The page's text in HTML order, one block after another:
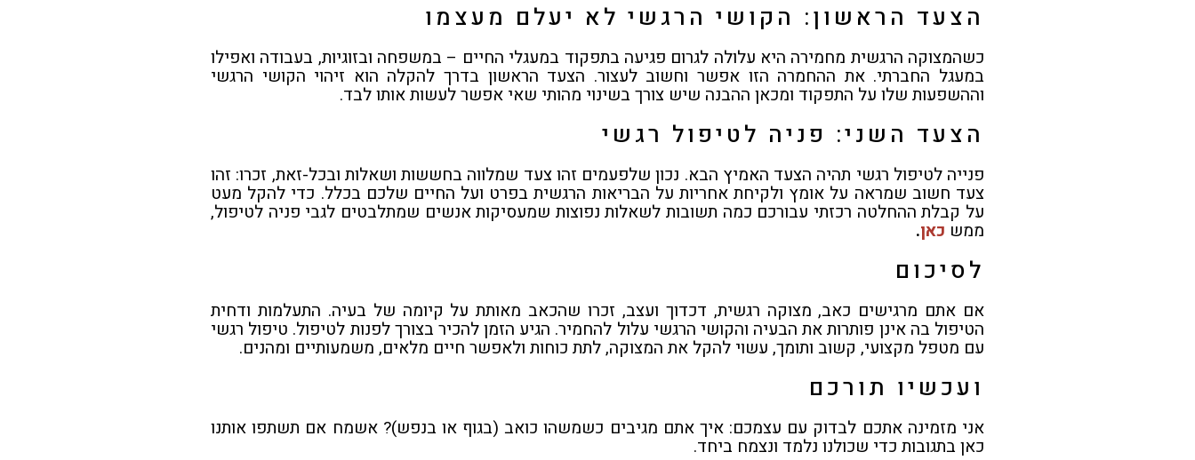
הצעד הראשון: הקושי הרגשי לא יעלם מעצמו
כשהמצוקה הרגשית מחמירה היא עלולה לגרום פגיעה בתפקוד במעגלי החיים – במשפחה ובזוגיות, בעבודה ואפילו
במעגל החברתי. את ההחמרה הזו אפשר וחשוב לעצור. הצעד הראשון בדרך להקלה הוא זיהוי הקושי הרגשי
וההשפעות שלו על התפקוד ומכאן ההבנה שיש צורך בשינוי מהותי שאי אפשר לעשות אותו לבד.
הצעד השני: פניה לטיפול רגשי
פנייה לטיפול רגשי תהיה הצעד האמיץ הבא. נכון שלפעמים זהו צעד שמלווה בחששות ושאלות ובכל-זאת, זכרו: זהו
צעד חשוב שמראה על אומץ ולקיחת אחריות על הבריאות הרגשית בפרט ועל החיים שלכם בכלל. כדי להקל מעט
על קבלת ההחלטה רכזתי עבורכם כמה תשובות לשאלות נפוצות שמעסיקות אנשים שמתלבטים לגבי פניה לטיפול,
ממש כאן.
לסיכום
אם אתם מרגישים כאב, מצוקה רגשית, דכדוך ועצב, זכרו שהכאב מאותת על קיומה של בעיה. התעלמות ודחית
הטיפול בה אינן פותרות את הבעיה והקושי הרגשי עלול להחמיר. הגיע הזמן להכיר בצורך לפנות לטיפול. טיפול רגשי
עם מטפל מקצועי, קשוב ותומך, עשוי להקל את המצוקה, לתת כוחות ולאפשר חיים מלאים, משמעותיים ומהנים.
ועכשיו תורכם
אני מזמינה אתכם לבדוק עם עצמכם: איך אתם מגיבים כשמשהו כואב (בגוף או בנפש)? אשמח אם תשתפו אותנו
כאן בתגובות כדי שכולנו נלמד ונצמח ביחד.